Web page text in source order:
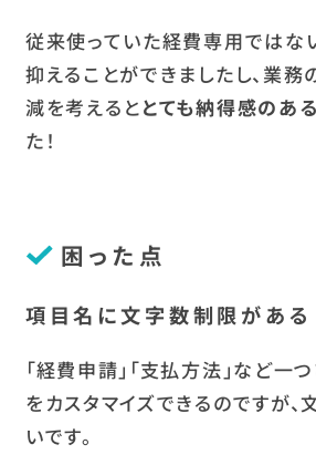
従来使っていた経費専用ではな
抑えることができましたし、業
減を考えるととても納得感のあ
た！
困った点
項目名に文字数制限がある
「経費申請」「支払方法」など一
をカスタマイズできるのですが
いです。